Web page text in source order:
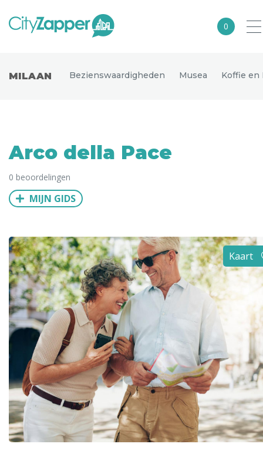
0
Europa
Noord-Amerika
Azië
Uitgelichte bestemmingen
Alle steden
Phoenix
Dresden
MILAAN Bezienswaardigheden Musea Koffie en
Arco della Pace
0 beoordelingen
MIJN GIDS
Kaart